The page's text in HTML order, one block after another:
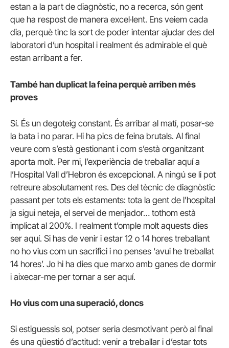
estan a la part de diagnòstic, no a recerca, són gent
que ha respost de manera excel·lent. Ens veiem cada
dia, perquè tinc la sort de poder intentar ajudar des del
laboratori d’un hospital i realment és admirable el què
estan arribant a fer.
També han duplicat la feina perquè arriben més
proves
Sí. És un degoteig constant. És arribar al matí, posar-se
la bata i no parar. Hi ha pics de feina brutals. Al final
veure com s’està gestionant i com s’està organitzant
aporta molt. Per mi, l’experiència de treballar aquí a
l’Hospital Vall d’Hebron és excepcional. A ningú se li pot
retreure absolutament res. Des del tècnic de diagnòstic
passant per tots els estaments: tota la gent de l’hospital
ja sigui neteja, el servei de menjador… tothom està
implicat al 200%. I realment t’omple molt aquests dies
ser aquí. Si has de venir i estar 12 o 14 hores treballant
no ho vius com un sacrifici i no penses ‘avui he treballat
14 hores’. Jo hi ha dies que marxo amb ganes de dormir
i aixecar-me per tornar a ser aquí.
Ho vius com una superació, doncs
Si estiguessis sol, potser seria desmotivant però al final
és una qüestió d’actitud: venir a treballar i d’estar tots